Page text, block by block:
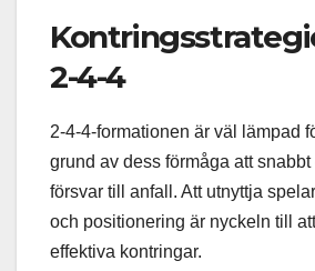
2-4-4
2-4-4-formationen är väl lämpad
grund av dess förmåga att snabbt
försvar till anfall. Att utnyttja
och positionering är nyckeln till
effektiva kontringar.